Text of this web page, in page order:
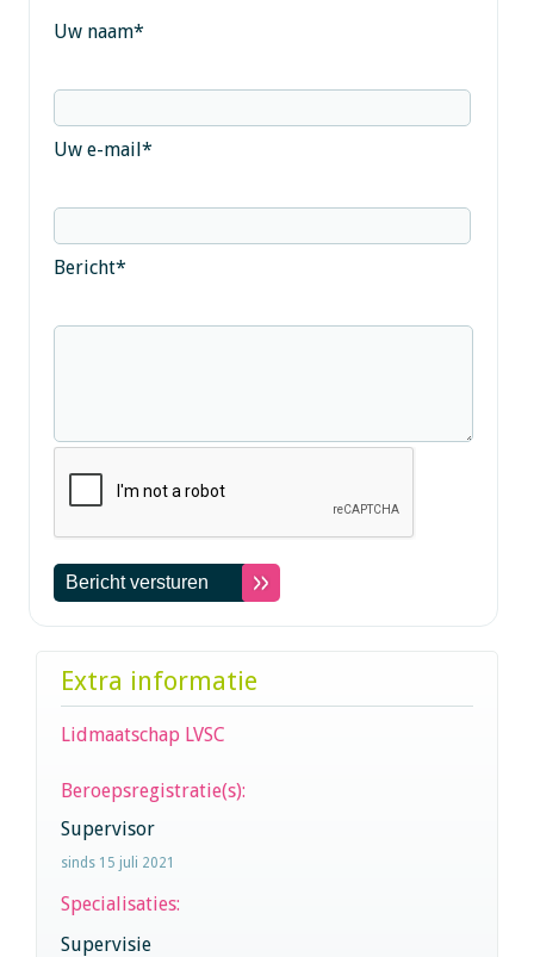
Uw naam*
Uw e-mail*
Bericht*
Extra informatie
Lidmaatschap LVSC
Beroepsregistratie(s):
Supervisor
sinds 15 juli 2021
Specialisaties:
Supervisie